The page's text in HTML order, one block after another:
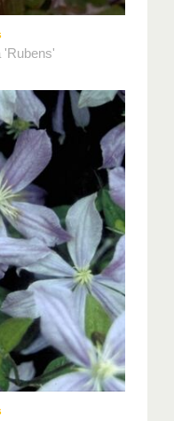
'Rubens'